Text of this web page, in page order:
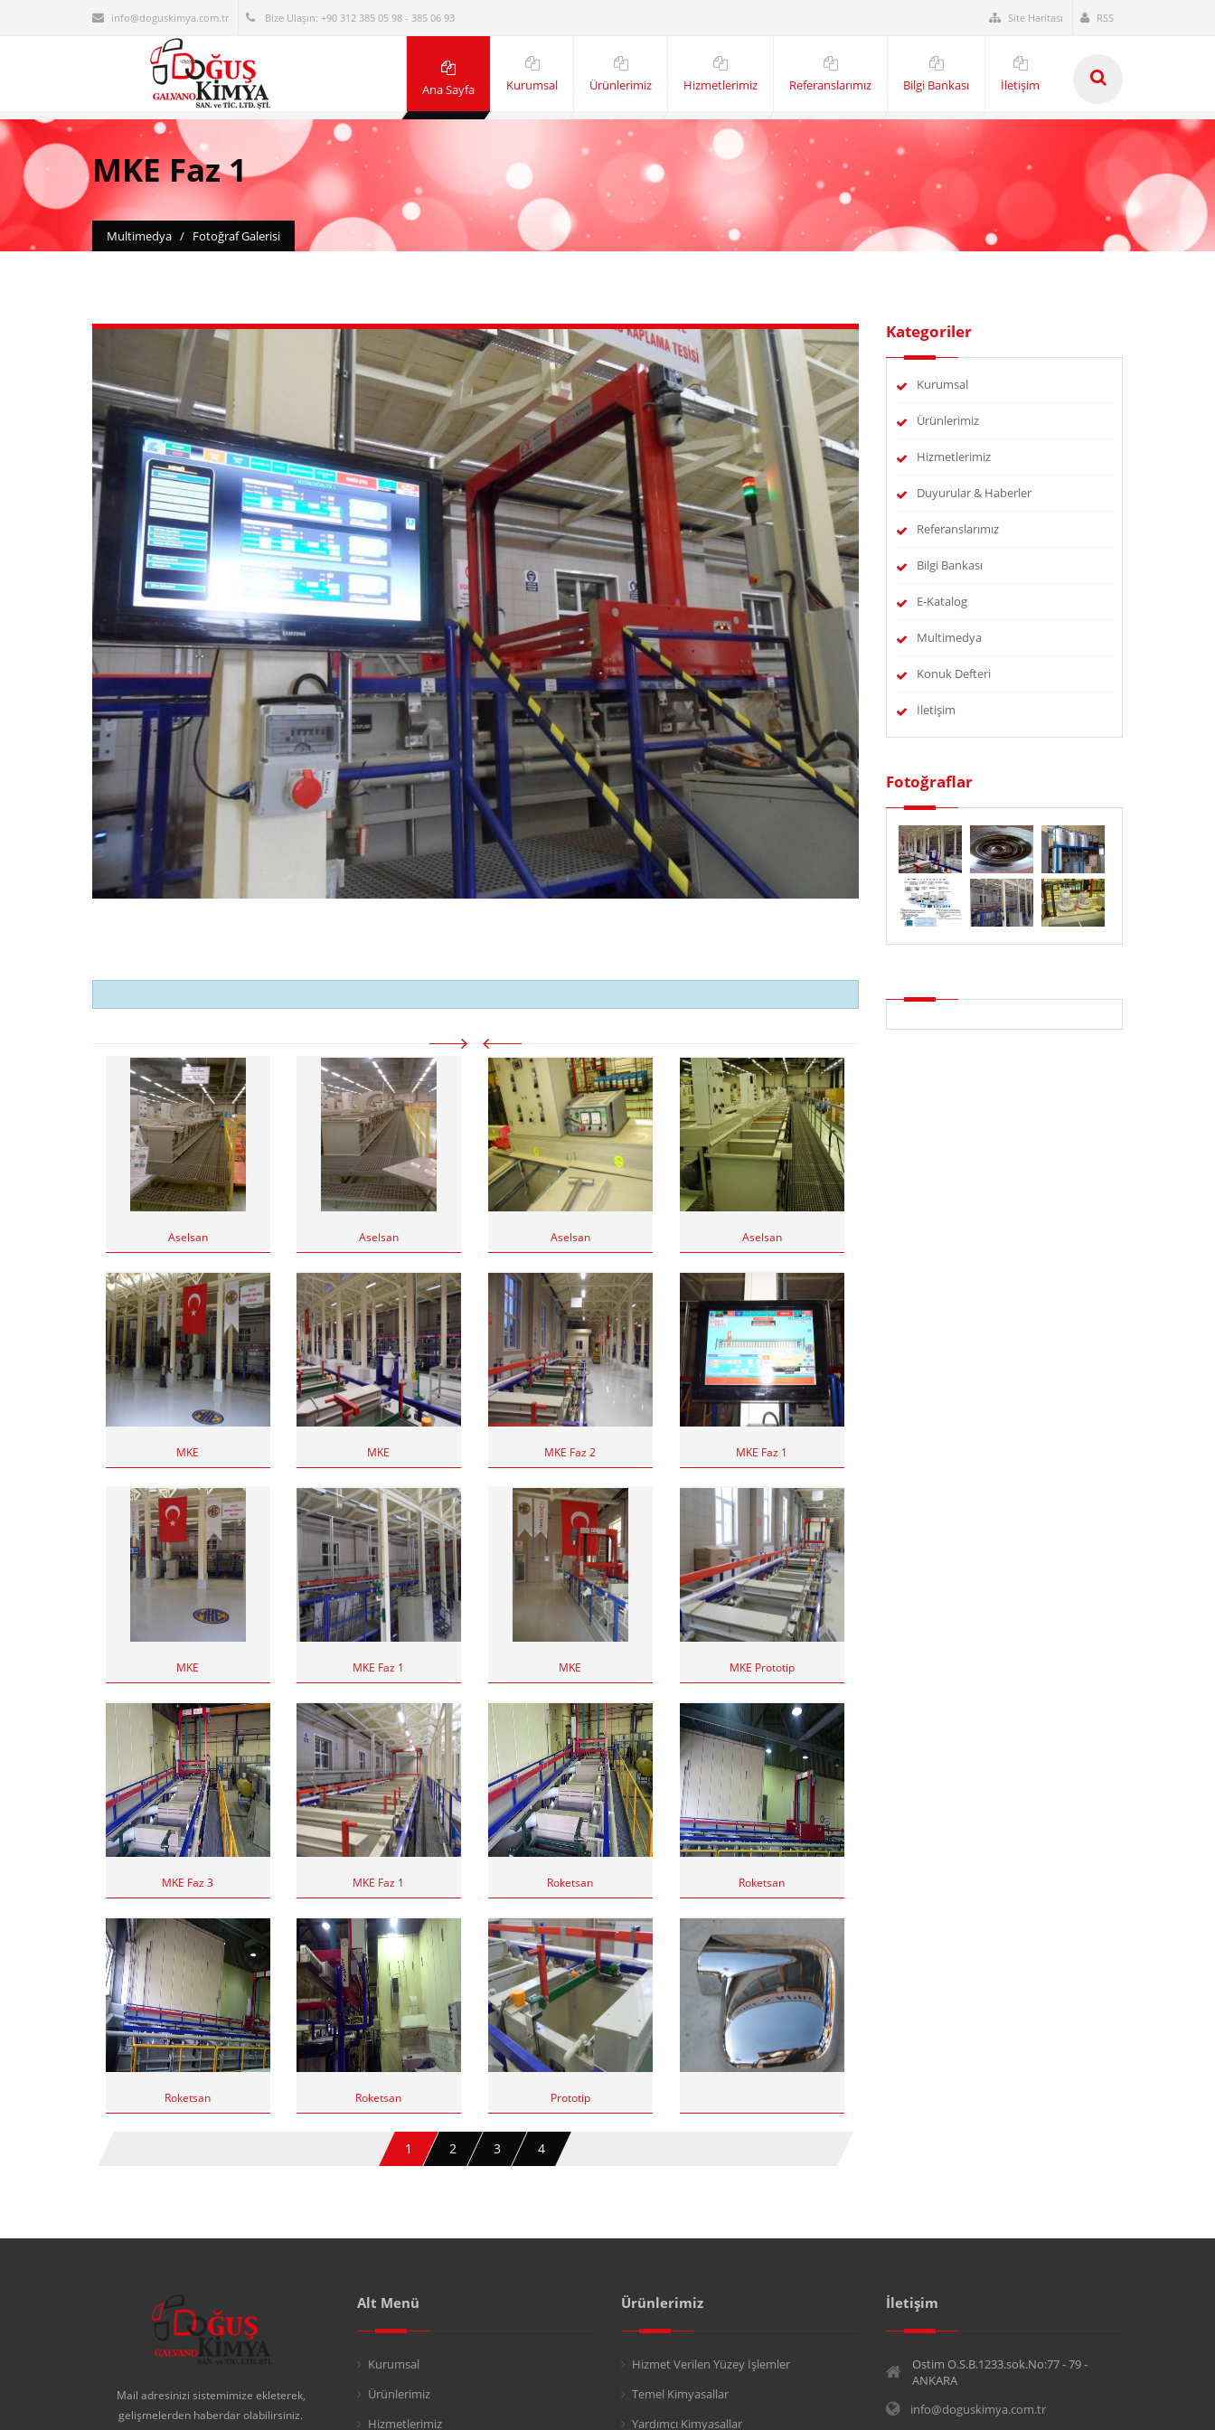
info@doguskimya.com.tr Bize Ulaşın: +90 312 385 05 98 - 385 06 93 Site Haritası RSS
Ana Sayfa Kurumsal Ürünlerimiz Hizmetlerimiz Referanslarımız Bilgi Bankası İletişim
MKE Faz 1
Multimedya / Fotoğraf Galerisi
Aselsan Aselsan Aselsan Aselsan
MKE MKE MKE Faz 2 MKE Faz 1
MKE MKE Faz 1 MKE MKE Prototip
MKE Faz 3 MKE Faz 1 Roketsan Roketsan
Roketsan Roketsan Prototip
1 2 3 4
Kategoriler
Kurumsal
Ürünlerimiz
Hizmetlerimiz
Duyurular & Haberler
Referanslarımız
Bilgi Bankası
E-Katalog
Multimedya
Konuk Defteri
İletişim
Fotoğraflar
Mail adresinizi sistemimize ekleterek,
gelişmelerden haberdar olabilirsiniz.
Alt Menü
Kurumsal
Ürünlerimiz
Hizmetlerimiz
Ürünlerimiz
Hizmet Verilen Yüzey İşlemler
Temel Kimyasallar
Yardımcı Kimyasallar
İletişim
Ostim O.S.B.1233.sok.No:77 - 79 -
ANKARA
info@doguskimya.com.tr